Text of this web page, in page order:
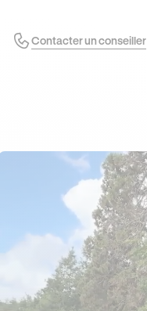
!
Contacter un conseiller